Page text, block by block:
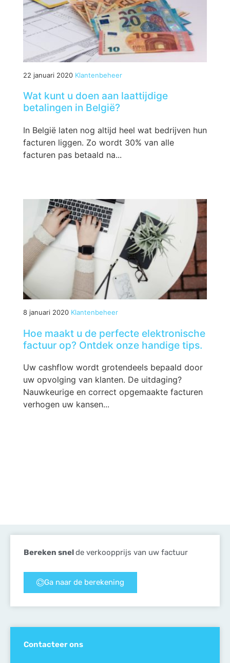
22 januari 2020 Klantenbeheer
Wat kunt u doen aan laattijdige
betalingen in België?
In België laten nog altijd heel wat bedrijven hun
facturen liggen. Zo wordt 30% van alle
facturen pas betaald na...
8 januari 2020 Klantenbeheer
Hoe maakt u de perfecte elektronische
factuur op? Ontdek onze handige tips.
Uw cashflow wordt grotendeels bepaald door
uw opvolging van klanten. De uitdaging?
Nauwkeurige en correct opgemaakte facturen
verhogen uw kansen...
Bereken snelde verkoopprijs van uw factuur
Ga naar de berekening
Contacteer ons